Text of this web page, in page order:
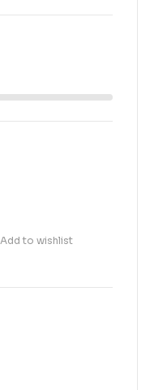
Add to wishlist